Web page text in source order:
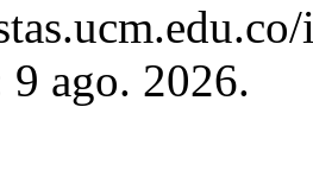
9 ago. 2026.